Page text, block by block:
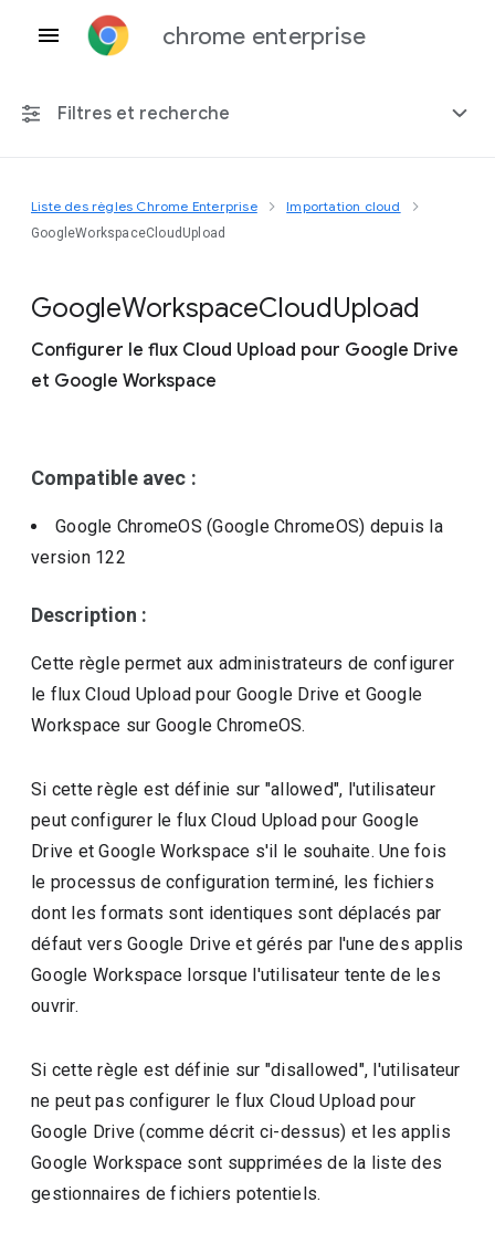
chrome enterprise
Filtres et recherche
Toute plate-forme
Inclure les règles obsolètes
Liste des règles Chrome Enterprise Importation cloud
GoogleWorkspaceCloudUpload
GoogleWorkspaceCloudUpload
Configurer le flux Cloud Upload pour Google Drive
et Google Workspace
Compatible avec :
Google ChromeOS (Google ChromeOS) depuis la
version 122
Description :
Cette règle permet aux administrateurs de configurer
le flux Cloud Upload pour Google Drive et Google
Workspace sur Google ChromeOS.
Si cette règle est définie sur "allowed", l'utilisateur
peut configurer le flux Cloud Upload pour Google
Drive et Google Workspace s'il le souhaite. Une fois
le processus de configuration terminé, les fichiers
dont les formats sont identiques sont déplacés par
défaut vers Google Drive et gérés par l'une des applis
Google Workspace lorsque l'utilisateur tente de les
ouvrir.
Si cette règle est définie sur "disallowed", l'utilisateur
ne peut pas configurer le flux Cloud Upload pour
Google Drive (comme décrit ci-dessus) et les applis
Google Workspace sont supprimées de la liste des
gestionnaires de fichiers potentiels.